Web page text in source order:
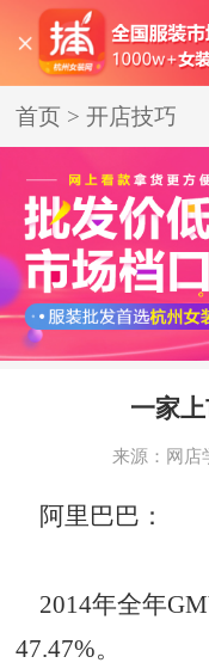
首页 >开店技巧
一家
来源：网店
阿里巴巴：
2014年全年
47.47%。